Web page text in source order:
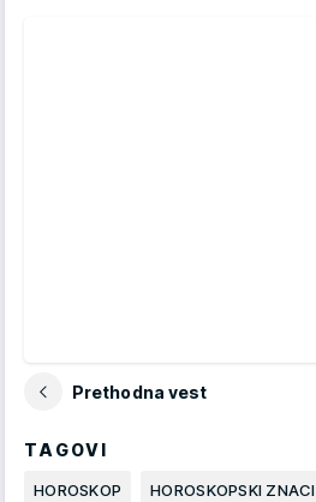
Prethodna vest
TAGOVI
HOROSKOP HOROSKOPSKI ZNACI